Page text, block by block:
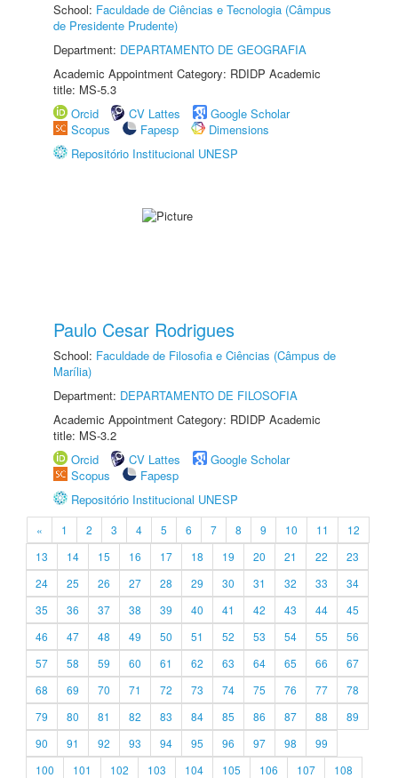
School: Faculdade de Ciências e Tecnologia (Câmpus
de Presidente Prudente)
Department: DEPARTAMENTO DE GEOGRAFIA
Academic Appointment Category: RDIDP Academic
title: MS-5.3
Orcid
CV Lattes
Google Scholar
Scopus
Fapesp
Dimensions
Repositório Institucional UNESP
Paulo Cesar Rodrigues
School: Faculdade de Filosofia e Ciências (Câmpus de
Marília)
Department: DEPARTAMENTO DE FILOSOFIA
Academic Appointment Category: RDIDP Academic
title: MS-3.2
Orcid
CV Lattes
Google Scholar
Scopus
Fapesp
Repositório Institucional UNESP
« 1 2 3 4 5 6 7 8 9 10 11
12
13
14 15 16 17 18 19 20 21 22
23
24
25 26 27 28 29 30 31 32 33
34
35
36 37 38 39 40 41 42 43 44
45
46
47 48 49 50 51 52 53 54 55
56
57
58 59 60 61 62 63 64 65 66
67
68
69 70 71 72 73 74 75 76 77
78
79
80 81 82 83 84 85 86 87 88
89
90
91 92 93 94 95 96 97 98
99
100
101 102 103 104 105 106 107
108